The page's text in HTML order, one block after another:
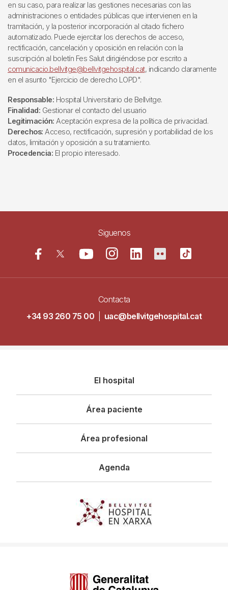
en su caso, para realizar las gestiones necesarias con las
administraciones o entidades públicas que intervienen en la
tramitación, y la posterior incorporación al citado fichero
automatizado. Puede ejercitar los derechos de acceso,
rectificación, cancelación y oposición en relación con la
suscripción al boletín Fes Salut dirigiéndose por escrito a
comunicacio.bellvitge@bellvitgehospital.cat, indicando claramente
en el asunto "Ejercicio de derecho LOPD".
Responsable: Hospital Universitario de Bellvitge.
Finalidad: Gestionar el contacto del usuario
Legitimación: Aceptación expresa de la política de privacidad.
Derechos: Acceso, rectificación, supresión y portabilidad de los
datos, limitación y oposición a su tratamiento.
Procedencia: El propio interesado.
Siguenos
Contacta
+34 93 260 75 00
uac@bellvitgehospital.cat
principal
El hospital
Área paciente
Área profesional
Agenda